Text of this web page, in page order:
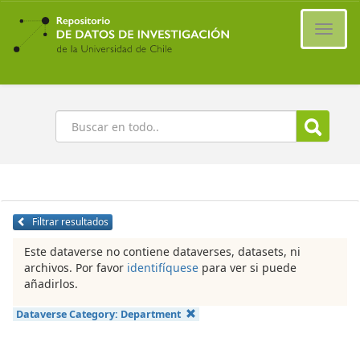
Ir
contenido
principal
Buscar
Filtrar resultados
Este dataverse no contiene dataverses, datasets, ni
archivos. Por favor identifíquese para ver si puede
añadirlos.
Dataverse Category: Department